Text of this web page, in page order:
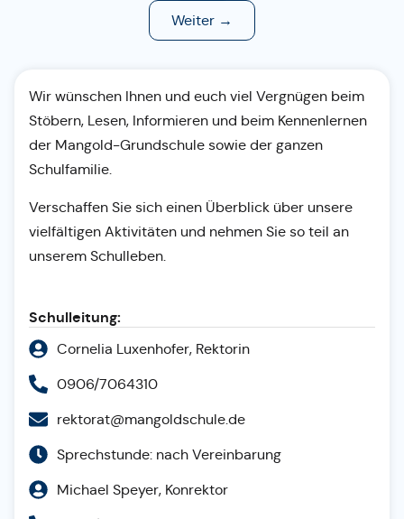
Weiter →
Wir wünschen Ihnen und euch viel Vergnügen beim
Stöbern, Lesen, Informieren und beim Kennenlernen
der Mangold-Grundschule sowie der ganzen
Schulfamilie.
Verschaffen Sie sich einen Überblick über unsere
vielfältigen Aktivitäten und nehmen Sie so teil an
unserem Schulleben.
Schulleitung:
Cornelia Luxenhofer, Rektorin
0906/7064310
rektorat@mangoldschule.de
Sprechstunde: nach Vereinbarung
Michael Speyer, Konrektor